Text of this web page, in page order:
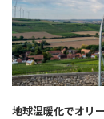
地球温暖化でオリ